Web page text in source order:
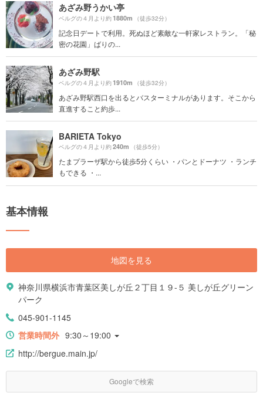
あざみ野うかい亭
ベルグの４月より約1880m （徒歩32分）
記念日デートで利用。死ぬほど素敵な一軒家レストラン。「秘
密の花園」ばりの...
あざみ野駅
ベルグの４月より約1910m （徒歩32分）
あざみ野駅西口を出るとバスターミナルがあります。そこから
直進すること約歩...
BARIETA Tokyo
ベルグの４月より約240m （徒歩5分）
たまプラーザ駅から徒歩5分くらい ・パンとドーナツ ・ランチ
もできる ・...
基本情報
地図を見る
神奈川県横浜市青葉区美しが丘２丁目１９-５ 美しが丘グリーン
パーク
045-901-1145
営業時間外 9:30～19:00
http://bergue.main.jp/
Googleで検索